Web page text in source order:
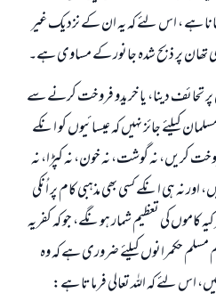
ہے ، اس لئے کہ یہ ان کے نزدیک غیر
تھان پر ذبح شدہ جانور کے مساوی ہے۔
تحائف دینا، یا خریدو فروخت کرنے سے
کیلئے جائز نہیں کہ عیسائیوں کو انکے
کریں، نہ گوشت، نہ خون، نہ کپڑا، نہ
اور نہ ہی انکے کسی بھی مذہبی کام پر اُنکی
کاموں کی تعظیم شمار ہونگے، جو کہ کفریہ
حکمرانوں کیلئے ضروری ہے کہ وہ
اس لئے کہ اللہ تعالی فرماتا ہے: